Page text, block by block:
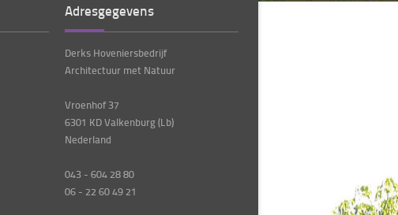
Adresgegevens
Derks Hoveniersbedrijf
Architectuur met Natuur
Vroenhof 37
6301 KD Valkenburg (Lb)
Nederland
043 - 604 28 80
06 - 22 60 49 21